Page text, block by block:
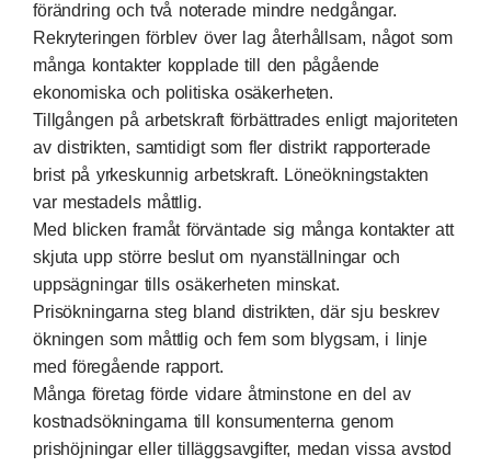
förändring och två noterade mindre nedgångar.
Rekryteringen förblev över lag återhållsam, något som
många kontakter kopplade till den pågående
ekonomiska och politiska osäkerheten.
Tillgången på arbetskraft förbättrades enligt majoriteten
av distrikten, samtidigt som fler distrikt rapporterade
brist på yrkeskunnig arbetskraft. Löneökningstakten
var mestadels måttlig.
Med blicken framåt förväntade sig många kontakter att
skjuta upp större beslut om nyanställningar och
uppsägningar tills osäkerheten minskat.
Prisökningarna steg bland distrikten, där sju beskrev
ökningen som måttlig och fem som blygsam, i linje
med föregående rapport.
Många företag förde vidare åtminstone en del av
kostnadsökningarna till konsumenterna genom
prishöjningar eller tilläggsavgifter, medan vissa avstod